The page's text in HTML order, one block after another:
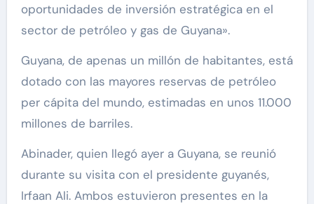
oportunidades de inversión estratégica en el
sector de petróleo y gas de Guyana».
Guyana, de apenas un millón de habitantes, está
dotado con las mayores reservas de petróleo
per cápita del mundo, estimadas en unos 11.000
millones de barriles.
Abinader, quien llegó ayer a Guyana, se reunió
durante su visita con el presidente guyanés,
Irfaan Ali. Ambos estuvieron presentes en la